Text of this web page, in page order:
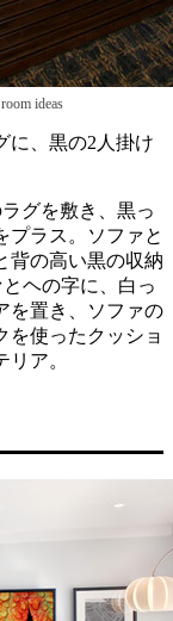
ideas
に、黒の2人掛け
グを敷き、黒っ
プラス。ソファと
背の高い黒の収納
ヘの字に、白っ
を置き、ソファの
を使ったクッショ
ア。